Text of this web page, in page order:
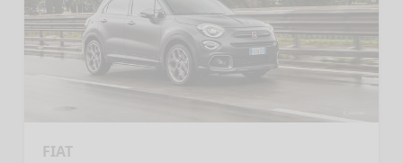
FIAT